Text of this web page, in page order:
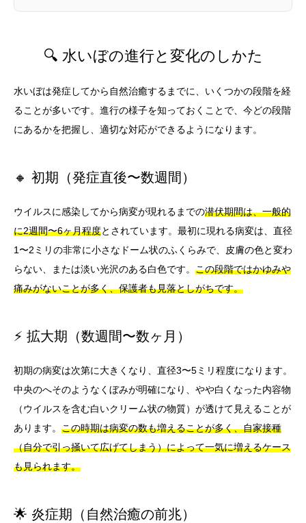
🔍 水いぼの進行と変化のしかた
水いぼは発症してから自然治癒するまでに、いくつかの段階を経
ることが多いです。進行の様子を知っておくことで、今どの段階
にあるかを把握し、適切な対応ができるようになります。
🔸 初期（発症直後〜数週間）
ウイルスに感染してから病変が現れるまでの潜伏期間は、一般的
に2週間〜6ヶ月程度とされています。最初に現れる病変は、直径
1〜2ミリの非常に小さなドーム状のふくらみで、皮膚の色と変わ
らない、または淡い光沢のある白色です。 この段階ではかゆみや
痛みがないことが多く、保護者も見落としがちです。
⚡ 拡大期（数週間〜数ヶ月）
初期の病変は次第に大きくなり、直径3〜5ミリ程度になります。
中央のへそのようなくぼみが明確になり、やや白くなった内容物
（ウイルスを含む白いクリーム状の物質）が透けて見えることが
あります。 この時期は病変の数も増えることが多く、自家接種
（自分で引っ掻いて広げてしまう）によって一気に増えるケース
も見られます。
🌟 炎症期（自然治癒の前兆）